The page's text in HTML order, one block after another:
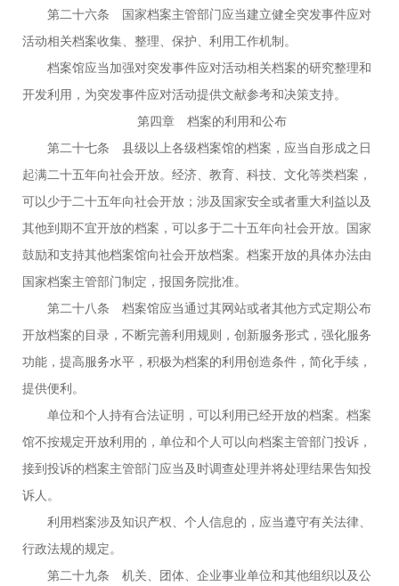
第二十六条 国家档案主管部门应当建立健全突发事件应对
活动相关档案收集、整理、保护、利用工作机制。
档案馆应当加强对突发事件应对活动相关档案的研究整理和
开发利用，为突发事件应对活动提供文献参考和决策支持。
第四章 档案的利用和公布
第二十七条 县级以上各级档案馆的档案，应当自形成之日
起满二十五年向社会开放。经济、教育、科技、文化等类档案，
可以少于二十五年向社会开放；涉及国家安全或者重大利益以及
其他到期不宜开放的档案，可以多于二十五年向社会开放。国家
鼓励和支持其他档案馆向社会开放档案。档案开放的具体办法由
国家档案主管部门制定，报国务院批准。
第二十八条 档案馆应当通过其网站或者其他方式定期公布
开放档案的目录，不断完善利用规则，创新服务形式，强化服务
功能，提高服务水平，积极为档案的利用创造条件，简化手续，
提供便利。
单位和个人持有合法证明，可以利用已经开放的档案。档案
馆不按规定开放利用的，单位和个人可以向档案主管部门投诉，
接到投诉的档案主管部门应当及时调查处理并将处理结果告知投
诉人。
利用档案涉及知识产权、个人信息的，应当遵守有关法律、
行政法规的规定。
第二十九条 机关、团体、企业事业单位和其他组织以及公